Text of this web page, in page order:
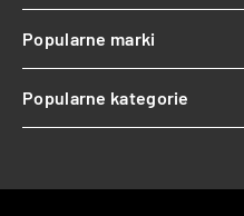
Popularne marki
Popularne kategorie